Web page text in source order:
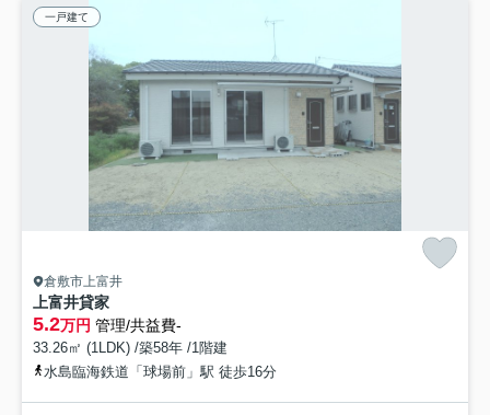
一戸建て
倉敷市上富井
上富井貸家
5.2万円 管理/共益費-
33.26㎡ (1LDK) /築58年 /1階建
水島臨海鉄道「球場前」駅 徒歩16分